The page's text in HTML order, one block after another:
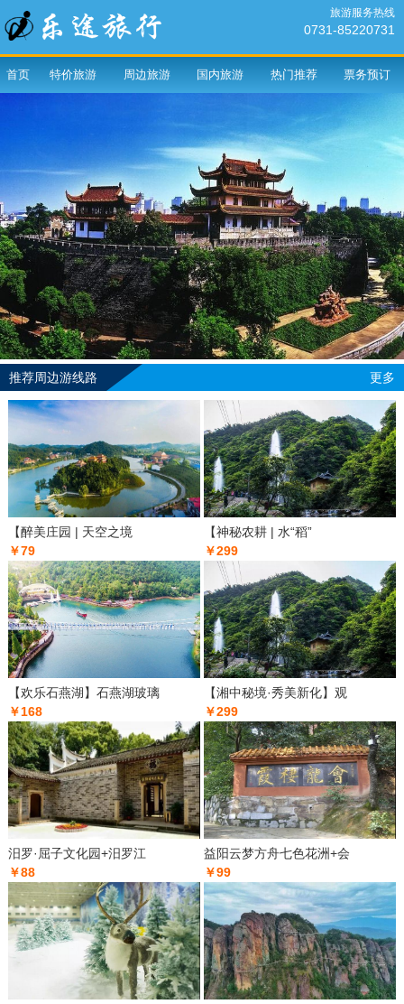
旅游服务热线
0731-85220731
首页 特价旅游 周边旅游 国内旅游 热门推荐 票务预订
推荐周边游线路 更多
【醉美庄园 | 天空之境
￥79
【神秘农耕 | 水“稻”
￥299
【欢乐石燕湖】石燕湖玻璃
￥168
【湘中秘境·秀美新化】观
￥299
汨罗·屈子文化园+汨罗江
￥88
益阳云梦方舟七色花洲+会
￥99